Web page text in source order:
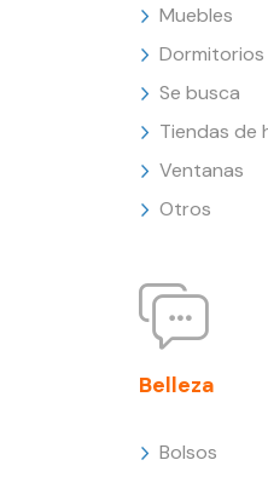
Muebles
Dormitorios
Se busca
Tiendas de
Ventanas
Otros
Belleza
Bolsos